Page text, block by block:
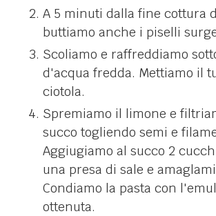
A 5 minuti dalla fine cottura
buttiamo anche i piselli
Scoliamo e raffreddiamo
d'acqua fredda. Mettiamo il
ciotola.
Spremiamo il limone e
succo togliendo semi e
Aggiugiamo al succo 2
una presa di sale e
Condiamo la pasta con
ottenuta.